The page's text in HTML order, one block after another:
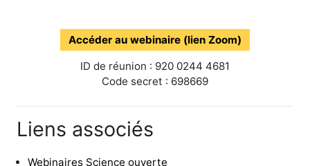
Accéder au webinaire (lien Zoom)
ID de réunion : 920 0244 4681
Code secret : 698669
Liens associés
Webinaires Science ouverte